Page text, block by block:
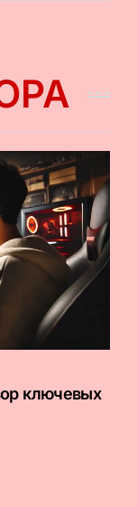
ключевых